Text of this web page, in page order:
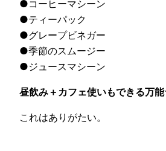
●コーヒーマシーン
●ティーパック
●グレープビネガー
●季節のスムージー
●ジュースマシーン
昼飲み＋カフェ使いもできる万能
これはありがたい。